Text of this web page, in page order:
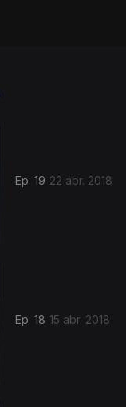
Ep. 19 22 abr. 2018
Ep. 18 15 abr. 2018